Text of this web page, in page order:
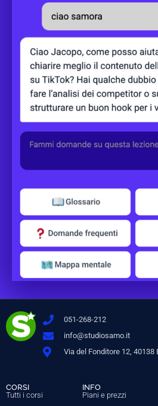
051-268-212
info@studiosamo.it
Via del Fonditore 12, 40138
CORSI
Tutti i corsi
INFO
Piani e prezzi